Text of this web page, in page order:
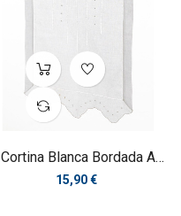
Cortina Blanca Bordada A
Mano
Precio
15,90 €